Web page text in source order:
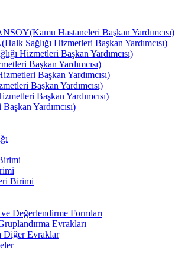
Hastaneleri Başkan Yardımcısı)
Sağlığı Hizmetleri Başkan Yardımcısı)
Hizmetleri Başkan Yardımcısı)
Başkan Yardımcısı)
Başkan Yardımcısı)
Başkan Yardımcısı)
Başkan Yardımcısı)
Yardımcısı)
Birimi
Değerlendirme Formları
Evrakları
Diğer Evraklar